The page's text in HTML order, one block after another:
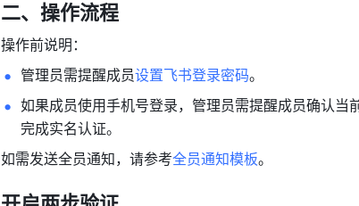
二、操作流程
操作前说明：
管理员需提醒成员设置飞书登录密码。
如果成员使用手机号登录，管理员需提醒成员确认当
完成实名认证。
如需发送全员通知，请参考全员通知模板。